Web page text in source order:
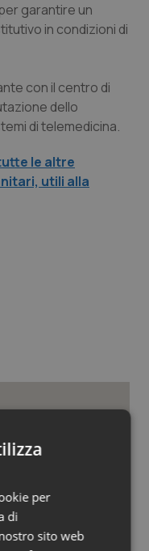
Ulcerosa
garantire un
in condizioni di
con il centro di
dello
di telemedicina.
le altre
utili alla
il Ssn rischia
solo sulla carta.
ecco le sfide che
in autunno
per
di
sito web